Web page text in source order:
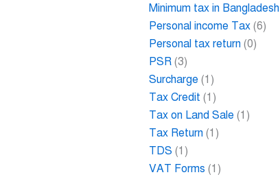
Minimum tax in Bangladesh
Personal income Tax (6)
Personal tax return (0)
PSR (3)
Surcharge (1)
Tax Credit (1)
Tax on Land Sale (1)
Tax Return (1)
TDS (1)
VAT Forms (1)